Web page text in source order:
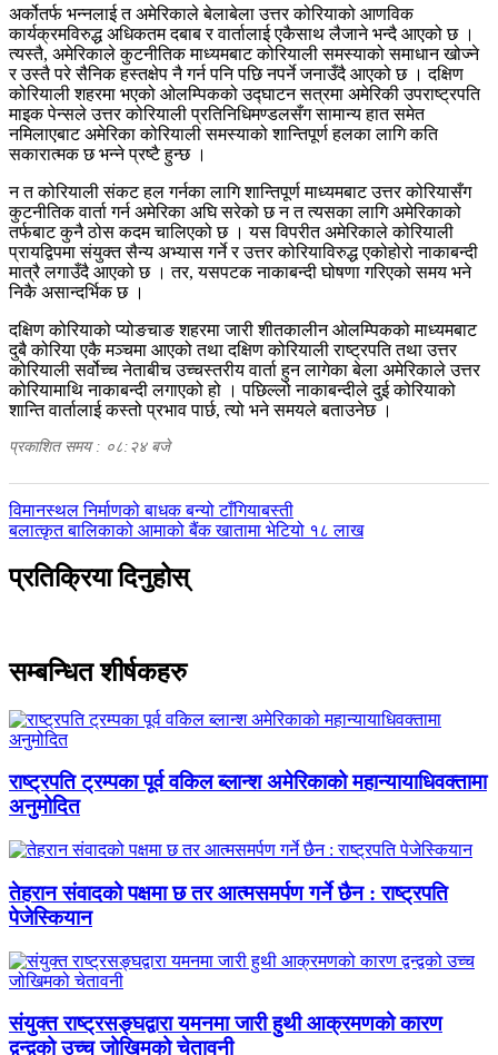
अर्कोतर्फ भन्नलाई त अमेरिकाले बेलाबेला उत्तर कोरियाको आणविक
कार्यक्रमविरुद्ध अधिकतम दबाब र वार्तालाई एकैसाथ लैजाने भन्दै आएको छ ।
त्यस्तै, अमेरिकाले कुटनीतिक माध्यमबाट कोरियाली समस्याको समाधान खोज्ने
र उस्तै परे सैनिक हस्तक्षेप नै गर्न पनि पछि नपर्ने जनाउँदै आएको छ । दक्षिण
कोरियाली शहरमा भएको ओलम्पिकको उद्घाटन सत्रमा अमेरिकी उपराष्ट्रपति
माइक पेन्सले उत्तर कोरियाली प्रतिनिधिमण्डलसँग सामान्य हात समेत
नमिलाएबाट अमेरिका कोरियाली समस्याको शान्तिपूर्ण हलका लागि कति
सकारात्मक छ भन्ने प्रष्टै हुन्छ ।
न त कोरियाली संकट हल गर्नका लागि शान्तिपूर्ण माध्यमबाट उत्तर कोरियासँग
कुटनीतिक वार्ता गर्न अमेरिका अघि सरेको छ न त त्यसका लागि अमेरिकाको
तर्फबाट कुनै ठोस कदम चालिएको छ । यस विपरीत अमेरिकाले कोरियाली
प्रायद्विपमा संयुक्त सैन्य अभ्यास गर्ने र उत्तर कोरियाविरुद्ध एकोहोरो नाकाबन्दी
मात्रै लगाउँदै आएको छ । तर, यसपटक नाकाबन्दी घोषणा गरिएको समय भने
निकै असान्दर्भिक छ ।
दक्षिण कोरियाको प्योङचाङ शहरमा जारी शीतकालीन ओलम्पिकको माध्यमबाट
दुबै कोरिया एकै मञ्चमा आएको तथा दक्षिण कोरियाली राष्ट्रपति तथा उत्तर
कोरियाली सर्वोच्च नेताबीच उच्चस्तरीय वार्ता हुन लागेका बेला अमेरिकाले उत्तर
कोरियामाथि नाकाबन्दी लगाएको हो । पछिल्लो नाकाबन्दीले दुई कोरियाको
शान्ति वार्तालाई कस्तो प्रभाव पार्छ, त्यो भने समयले बताउनेछ ।
प्रकाशित समय : ०८:२४ बजे
पछिल्लाे
-
विमानस्थल निर्माणको बाधक बन्यो टाँगियाबस्ती
अघिल्लाे
बलात्कृत बालिकाको आमाको बैंक खातामा भेटियो १८ लाख
प्रतिक्रिया दिनुहोस्
सम्बन्धित शीर्षकहरु
राष्ट्रपति ट्रम्पका पूर्व वकिल ब्लान्श अमेरिकाको महान्यायाधिवक्तामा
अनुमोदित
तेहरान संवादको पक्षमा छ तर आत्मसमर्पण गर्ने छैन : राष्ट्रपति
पेजेस्कियान
संयुक्त राष्ट्रसङ्घद्वारा यमनमा जारी हुथी आक्रमणको कारण
द्वन्द्वको उच्च जोखिमको चेतावनी